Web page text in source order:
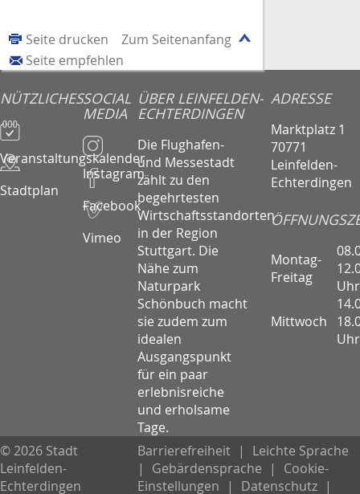
Zum Seitenanfang
Seite drucken
Seite empfehlen
NÜTZLICHES
Veranstaltungskalender
Stadtplan
SOCIAL
MEDIA
Instagram
Facebook
Vimeo
ÜBER LEINFELDEN-
ECHTERDINGEN
Die Flughafen-
und Messestadt
zählt zu den
begehrtesten
Wirtschaftsstandorten
in der Region
Stuttgart. Die
Nähe zum
Naturpark
Schönbuch macht
sie zudem zum
idealen
Ausgangspunkt
für ein paar
erlebnisreiche
und erholsame
Tage.
ADRESSE
Marktplatz 1
70771
Leinfelden-
Echterdingen
Montag-
Freitag
Uhr
Mittwoch
Uhr
© 2026 Stadt
Leinfelden-
Echterdingen
Barrierefreiheit |
Leichte Sprache
|
Gebärdensprache |
Cookie-
Einstellungen
| Datenschutz |